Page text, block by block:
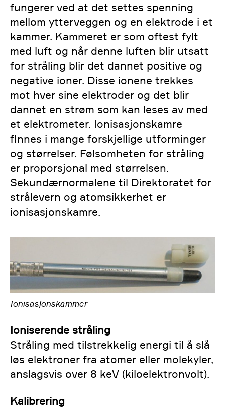
fungerer ved at det settes spenning
mellom ytterveggen og en elektrode i et
kammer. Kammeret er som oftest fylt
med luft og når denne luften blir utsatt
for stråling blir det dannet positive og
negative ioner. Disse ionene trekkes
mot hver sine elektroder og det blir
dannet en strøm som kan leses av med
et elektrometer. Ionisasjonskamre
finnes i mange forskjellige utforminger
og størrelser. Følsomheten for stråling
er proporsjonal med størrelsen.
Sekundærnormalene til Direktoratet for
strålevern og atomsikkerhet er
ionisasjonskamre.
Ionisasjonskammer
Ioniserende stråling
Stråling med tilstrekkelig energi til å slå
løs elektroner fra atomer eller molekyler,
anslagsvis over 8 keV (kiloelektronvolt).
Kalibrering